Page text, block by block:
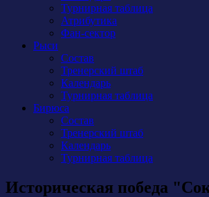
Турнирная таблица
Атрибутика
Фан-сектор
Рыси
Состав
Тренерский штаб
Календарь
Турнирная таблица
Бирюса
Состав
Тренерский штаб
Календарь
Турнирная таблица
Историческая победа